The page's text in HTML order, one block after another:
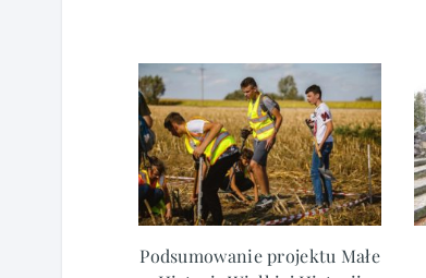
Podsumowanie projektu Małe